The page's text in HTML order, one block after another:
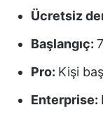
Ücretsiz
Başlangıç:
Pro: Kişi
Enterprise: